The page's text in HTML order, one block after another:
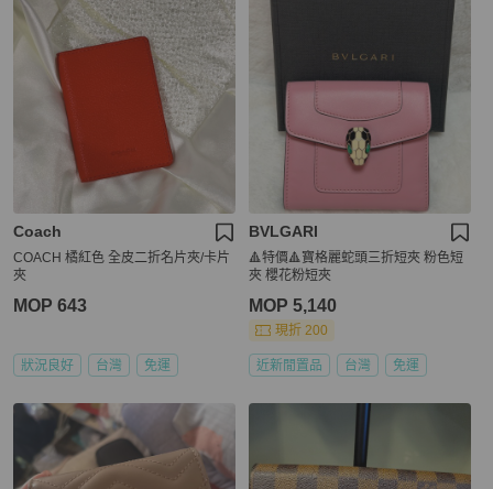
Coach
COACH 橘紅色 全皮二折名片夾/卡片
夾
MOP 643
狀況良好 台灣 免運
BVLGARI
🔺特價🔺寶格麗蛇頭三折短夾 粉色短
夾 櫻花粉短夾
MOP 5,140
現折 200
近新閒置品 台灣 免運